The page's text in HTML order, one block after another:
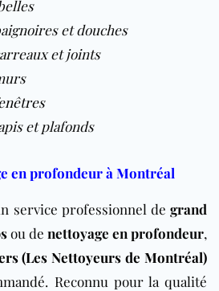
et douches
et joints
et plafonds
en profondeur à Montréal
service professionnel de grand
ou de nettoyage en profondeur,
(Les Nettoyeurs de Montréal)
Reconnu pour la qualité